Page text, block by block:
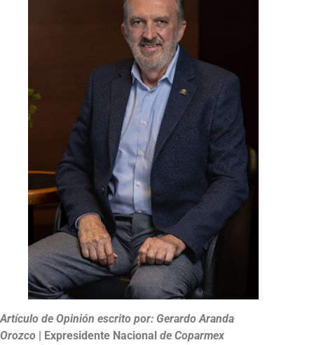
Artículo de Opinión escrito por: Gerardo Aranda
Orozco
| Expresidente Nacional de Coparmex